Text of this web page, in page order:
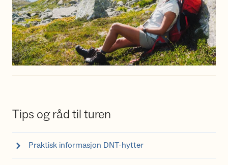
Tips og råd til turen
Praktisk informasjon DNT-hytter